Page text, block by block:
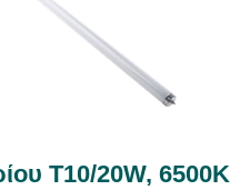
Τ10/20W, 6500K